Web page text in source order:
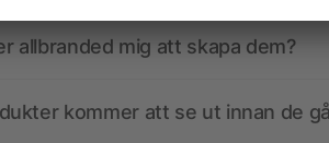
allbranded mig att skapa dem?
kommer att se ut innan de